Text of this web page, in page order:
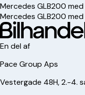
Mercedes GLB200
Mercedes GLB200
En del af
Pace Group Aps
Vestergade 48H, 2.-4.